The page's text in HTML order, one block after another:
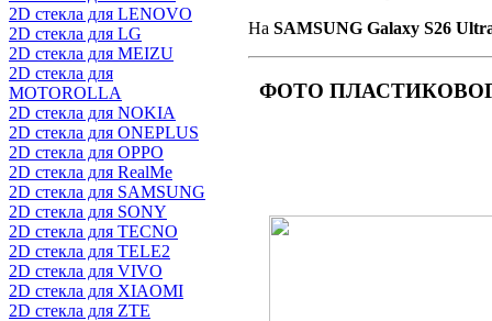
2D стекла для LENOVO
2D стекла для LG
2D стекла для MEIZU
2D стекла для
MOTOROLLA
2D стекла для NOKIA
2D стекла для ONEPLUS
2D стекла для OPPO
2D стекла для RealMe
2D стекла для SAMSUNG
2D стекла для SONY
2D стекла для TECNO
2D стекла для TELE2
2D стекла для VIVO
2D стекла для XIAOMI
2D стекла для ZTE
На SAMSUNG Galaxy S26
ФОТО